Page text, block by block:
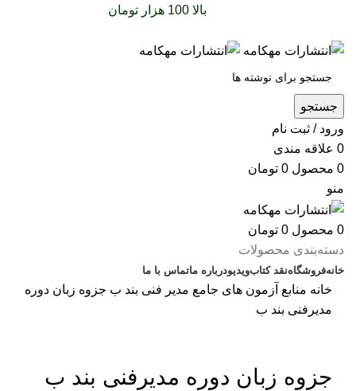
بالا 100 هزار تومان
جستجو
ورود / ثبت نام
0 علاقه مندی
0 محصول 0 تومان
منو
0 محصول 0 تومان
دسته‌بندی محصولات
خانهفروشگاهنقد کتابویدیودرباره‌ ماتماس با ما
خانه منابع آزمون های جامع مدیر فنی بند ب جزوه زبان دوره
مدیرفنی بند ب
جزوه زبان دوره مدیرفنی بند ب